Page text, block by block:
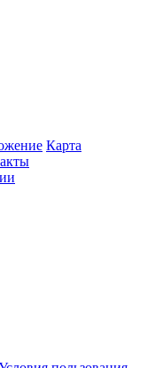
Карта